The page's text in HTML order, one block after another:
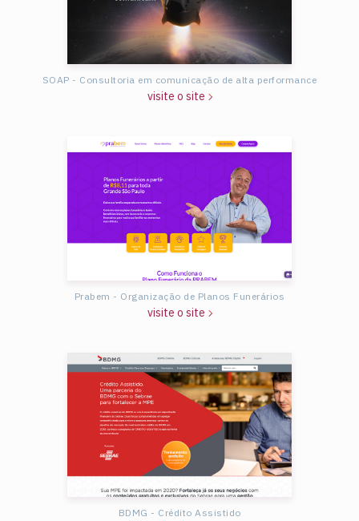
SOAP - Consultoria em comunicação de alta performance
visite o site
Prabem - Organização de Planos Funerários
visite o site
BDMG - Crédito Assistido